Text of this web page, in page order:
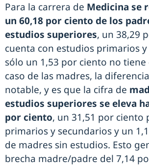
Para la carrera de Medicina se
un 60,18 por ciento de los
estudios superiores, un 38,29
cuenta con estudios primarios
sólo un 1,53 por ciento no tiene
caso de las madres, la
notable, y es que la cifra de
estudios superiores se eleva
por ciento, un 31,51 por ciento
primarios y secundarios y un
de madres sin estudios. Esto
brecha madre/padre del 7,14